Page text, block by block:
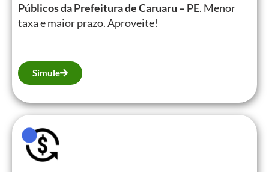
Públicos da Prefeitura de Caruaru – PE. Menor
taxa e maior prazo. Aproveite!
Simule